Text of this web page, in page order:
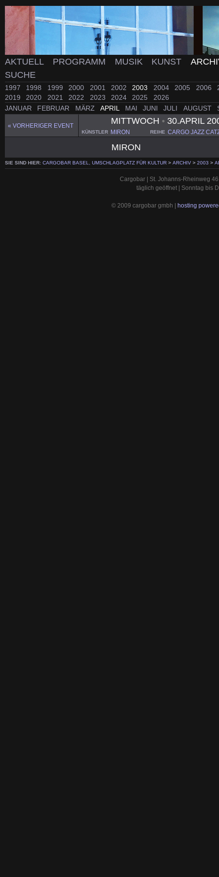
AKTUELL PROGRAMM MUSIK KUNST
SUCHE
1997 1998 1999 2000 2001 2002 2003 2004 2005 2006
2019
2020 2021 2022 2023 2024 2025
2026
JANUAR
FEBRUAR MÄRZ APRIL MAI JUNI JULI AUGUST
« VORHERIGER EVENT
MITTWOCH •30.APRIL
KÜNSTLER MIRON REIHE CARGO JAZZ
MIRON
SIE SIND HIER: CARGOBAR BASEL, UMSCHLAGPLATZ FÜR KULTUR > ARCHIV > 2003 >
Cargobar | St. Johanns-Rheinweg
täglich geöffnet | Sonntag bis
© 2009 cargobar gmbh | hosting